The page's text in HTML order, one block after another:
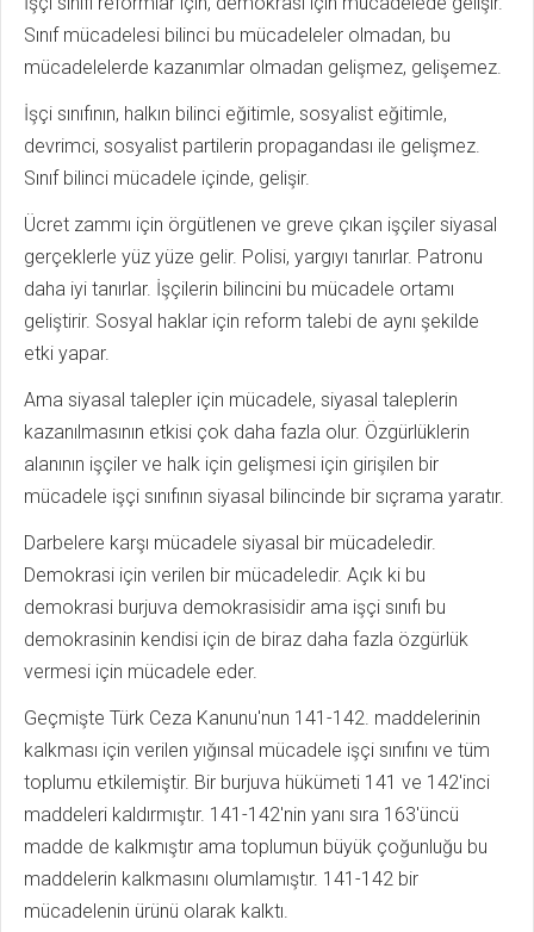
Sınıf mücadelesi bilinci bu mücadeleler olmadan, bu
mücadelelerde kazanımlar olmadan gelişmez, gelişemez.
İşçi sınıfının, halkın bilinci eğitimle, sosyalist eğitimle,
devrimci, sosyalist partilerin propagandası ile gelişmez.
Sınıf bilinci mücadele içinde, gelişir.
Ücret zammı için örgütlenen ve greve çıkan işçiler siyasal
gerçeklerle yüz yüze gelir. Polisi, yargıyı tanırlar. Patronu
daha iyi tanırlar. İşçilerin bilincini bu mücadele ortamı
geliştirir. Sosyal haklar için reform talebi de aynı şekilde
etki yapar.
Ama siyasal talepler için mücadele, siyasal taleplerin
kazanılmasının etkisi çok daha fazla olur. Özgürlüklerin
alanının işçiler ve halk için gelişmesi için girişilen bir
mücadele işçi sınıfının siyasal bilincinde bir sıçrama yaratır.
Darbelere karşı mücadele siyasal bir mücadeledir.
Demokrasi için verilen bir mücadeledir. Açık ki bu
demokrasi burjuva demokrasisidir ama işçi sınıfı bu
demokrasinin kendisi için de biraz daha fazla özgürlük
vermesi için mücadele eder.
Geçmişte Türk Ceza Kanunu'nun 141-142. maddelerinin
kalkması için verilen yığınsal mücadele işçi sınıfını ve tüm
toplumu etkilemiştir. Bir burjuva hükümeti 141 ve 142'inci
maddeleri kaldırmıştır. 141-142'nin yanı sıra 163'üncü
madde de kalkmıştır ama toplumun büyük çoğunluğu bu
maddelerin kalkmasını olumlamıştır. 141-142 bir
mücadelenin ürünü olarak kalktı.